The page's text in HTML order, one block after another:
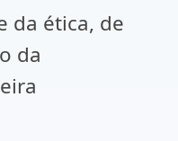
da ética, de
da